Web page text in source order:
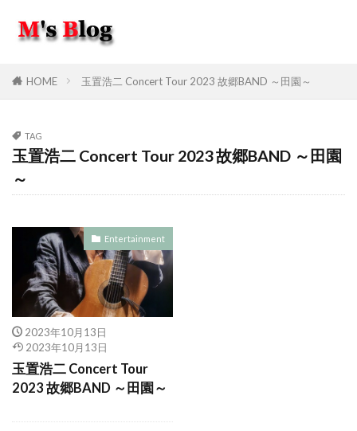
HOME 玉置浩二 Concert Tour 2023 故郷BAND ～田園～
TAG
玉置浩二 Concert Tour 2023 故郷BAND ～田園
～
Entertainment
2023年10月13日
2023年10月13日
玉置浩二 Concert Tour
2023 故郷BAND ～田園～